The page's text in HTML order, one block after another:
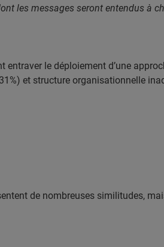
les messages seront entendus à
le déploiement d’une
et structure organisationnelle
de nombreuses similitudes,